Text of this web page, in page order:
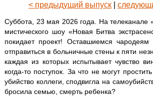
< предыдущий выпуск|
Суббота, 23 мая 2026 года. На телеканале
мистического шоу «Новая Битва
покидает проект! Оставшиемся
отправиться в больничные стены к пяти
каждая из которых испытывает чувство
когда-то поступок. За что не могут
убийство коллеги, сподвигла на
бросила семью, смерть ребенка?